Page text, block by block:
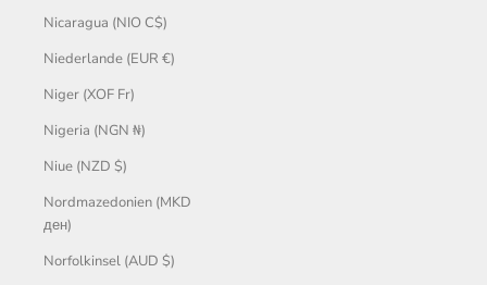
Nicaragua (NIO C$)
Niederlande (EUR €)
Niger (XOF Fr)
Nigeria (NGN ₦)
Niue (NZD $)
Nordmazedonien (MKD
ден)
Norfolkinsel (AUD $)